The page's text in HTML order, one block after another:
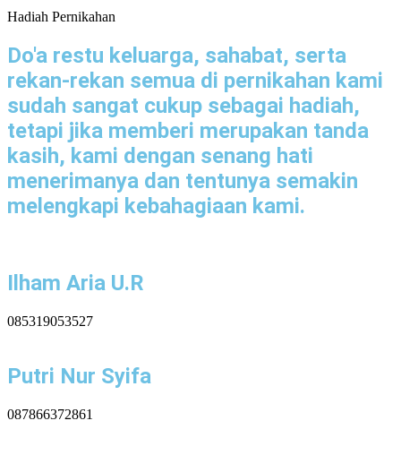
Hadiah Pernikahan
Do'a restu keluarga, sahabat, serta
rekan-rekan semua di pernikahan kami
sudah sangat cukup sebagai hadiah,
tetapi jika memberi merupakan tanda
kasih, kami dengan senang hati
menerimanya dan tentunya semakin
melengkapi kebahagiaan kami.
Ilham Aria U.R
085319053527
Putri Nur Syifa
087866372861